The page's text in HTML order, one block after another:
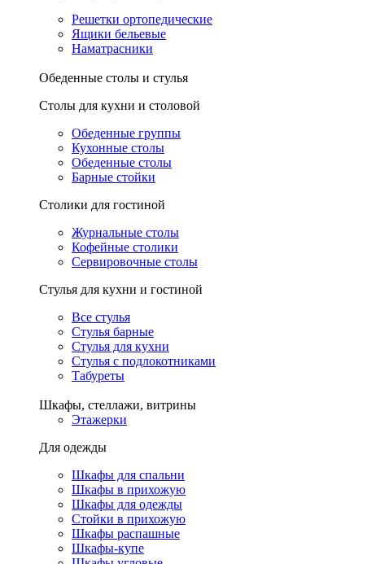
Решетки ортопедические
Ящики бельевые
Наматрасники
Обеденные столы и стулья
Столы для кухни и столовой
Обеденные группы
Кухонные столы
Обеденные столы
Барные стойки
Столики для гостиной
Журнальные столы
Кофейные столики
Сервировочные столы
Стулья для кухни и гостиной
Все стулья
Стулья барные
Стулья для кухни
Стулья с подлокотниками
Табуреты
Шкафы, стеллажи, витрины
Этажерки
Для одежды
Шкафы для спальни
Шкафы в прихожую
Шкафы для одежды
Стойки в прихожую
Шкафы распашные
Шкафы-купе